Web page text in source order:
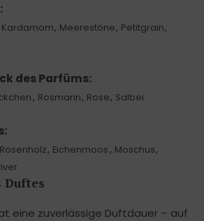
Kardamom, Meerestöne, Petitgrain,
des Parfüms:
, Rosmarin, Rose, Salbei
, Eichenmoos , Moschus,
Duftes
eine zuverlässige Duftdauer – auf